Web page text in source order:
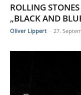
ROLLING
„BLACK AND
Oliver Lippert - 27.